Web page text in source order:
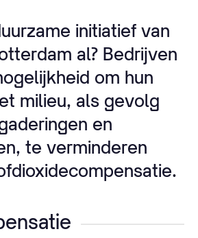
initiatief van
al? Bedrijven
om hun
milieu, als gevolg
en
te verminderen